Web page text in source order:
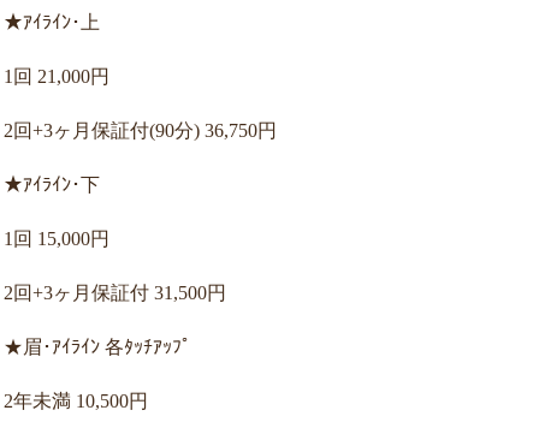
★ｱｲﾗｲﾝ･上
1回 21,000円
2回+3ヶ月保証付(90分) 36,750円
★ｱｲﾗｲﾝ･下
1回 15,000円
2回+3ヶ月保証付 31,500円
★眉･ｱｲﾗｲﾝ 各ﾀｯﾁｱｯﾌﾟ
2年未満 10,500円